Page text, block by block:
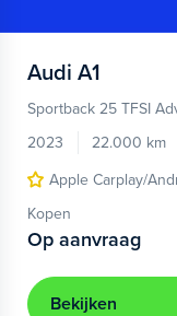
Audi A1
Sportback 25 TFSI
2023
22.000 km
Apple Carplay/
Kopen
Op aanvraag
Bekijken